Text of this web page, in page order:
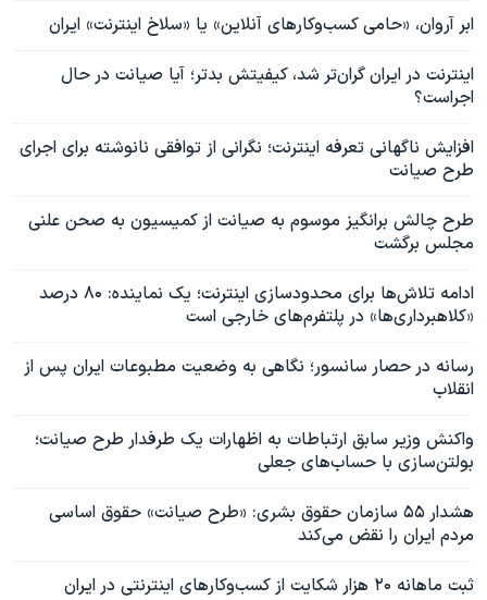
ابر آروان، «حامی کسب‌وکارهای آنلاین» یا «سلاخ اینترنت» ایران
اینترنت در ایران گران‌تر شد، کیفیتش بدتر‌؛ آیا صیانت در حال
اجراست؟
افزایش ناگهانی تعرفه اینترنت؛ نگرانی از توافقی نانوشته برای اجرای
طرح‌ صیانت
طرح چالش برانگیز موسوم به صیانت از کمیسیون به صحن علنی
مجلس برگشت
ادامه تلاش‌ها برای محدودسازی اینترنت؛ یک نماینده: ۸۰ درصد
«کلاهبرداری‌ها» در پلتفرم‌های خارجی است
رسانه در حصار سانسور؛ نگاهی به وضعیت مطبوعات ایران پس از
انقلاب
واکنش وزیر سابق ارتباطات به اظهارات یک طرفدار طرح صیانت؛
بولتن‌سازی با حساب‌های جعلی
هشدار ۵۵ سازمان حقوق بشری: «طرح صیانت» حقوق اساسی
مردم ایران را نقض می‌کند
ثبت ماهانه ۲۰ هزار شکایت از کسب‌وکارهای اینترنتی در ایران